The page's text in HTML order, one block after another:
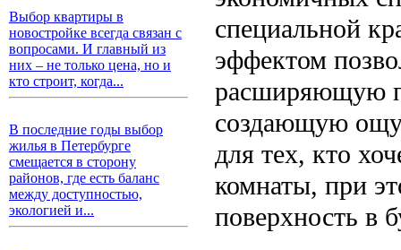
Выбор квартиры в
новостройке всегда связан с
вопросами. И главный из
них – не только цена, но и
кто строит, когда...
В последние годы выбор
жилья в Петербурге
смещается в сторону
районов, где есть баланс
между доступностью,
экологией и...
специальной
эффектом
расширяющую
создающую
для тех, кто
комнаты, при
поверхность в